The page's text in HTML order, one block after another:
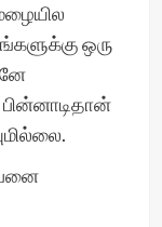
ஒரு
பின்னாடிதான்